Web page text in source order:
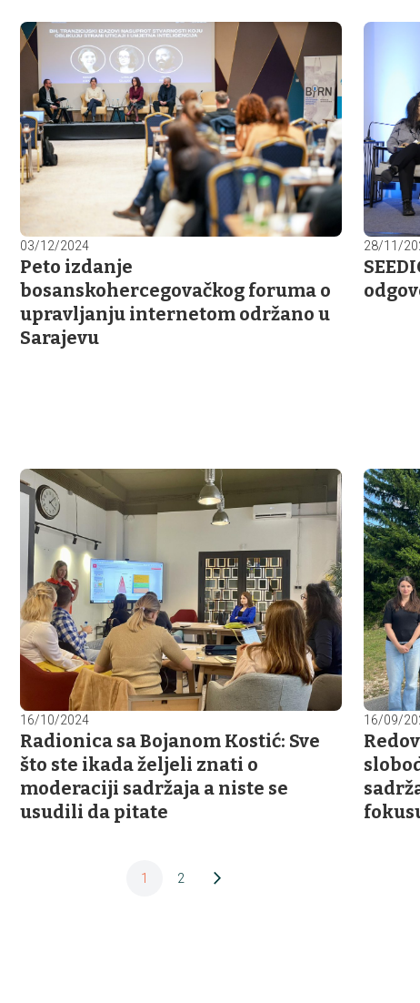
03/12/2024
Peto izdanje
bosanskohercegovačkog foruma o
upravljanju internetom održano u
Sarajevu
28/11/
16/10/2024
Radionica sa Bojanom Kostić: Sve
što ste ikada željeli znati o
moderaciji sadržaja a niste se
usudili da pitate
16/09/
1 2 arrow_forward_ios